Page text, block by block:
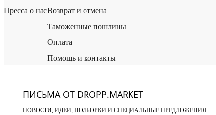
Пресса о насВозврат и отмена
Таможенные пошлины
Оплата
Помощь и контакты
ПИСЬМА ОТ DROPP.MARKET
НОВОСТИ, ИДЕИ, ПОДБОРКИ И СПЕЦИАЛЬНЫЕ ПРЕДЛОЖЕНИЯ